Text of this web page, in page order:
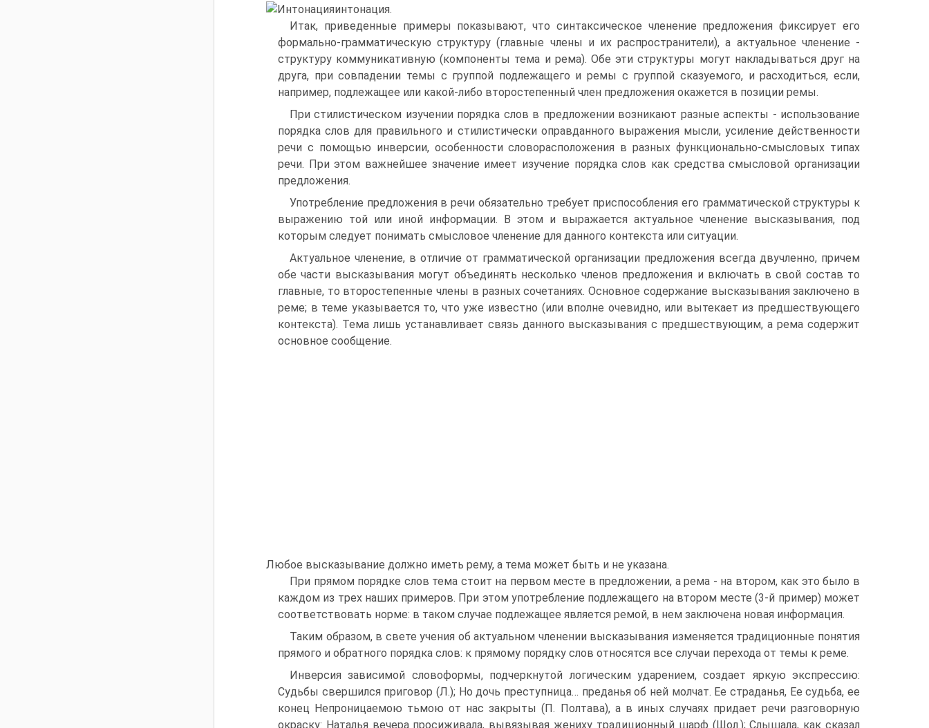
интонация.
Итак, приведенные примеры показывают, что синтаксическое членение предложения фиксирует его
формально-грамматическую структуру (главные члены и их распространители), а актуальное членение -
структуру коммуникативную (компоненты тема и рема). Обе эти структуры могут накладываться друг на
друга, при совпадении темы с группой подлежащего и ремы с группой сказуемого, и расходиться, если,
например, подлежащее или какой-либо второстепенный член предложения окажется в позиции ремы.
При стилистическом изучении порядка слов в предложении возникают разные аспекты - использование
порядка слов для правильного и стилистически оправданного выражения мысли, усиление действенности
речи с помощью инверсии, особенности словорасположения в разных функционально-смысловых типах
речи. При этом важнейшее значение имеет изучение порядка слов как средства смысловой организации
предложения.
Употребление предложения в речи обязательно требует приспособления его грамматической структуры к
выражению той или иной информации. В этом и выражается актуальное членение высказывания, под
которым следует понимать смысловое членение для данного контекста или ситуации.
Актуальное членение, в отличие от грамматической организации предложения всегда двучленно, причем
обе части высказывания могут объединять несколько членов предложения и включать в свой состав то
главные, то второстепенные члены в разных сочетаниях. Основное содержание высказывания заключено в
реме; в теме указывается то, что уже известно (или вполне очевидно, или вытекает из предшествующего
контекста). Тема лишь устанавливает связь данного высказывания с предшествующим, а рема содержит
основное сообщение.
Любое высказывание должно иметь рему, а тема может быть и не указана.
При прямом порядке слов тема стоит на первом месте в предложении, а рема - на втором, как это было в
каждом из трех наших примеров. При этом употребление подлежащего на втором месте (3-й пример) может
соответствовать норме: в таком случае подлежащее является ремой, в нем заключена новая информация.
Таким образом, в свете учения об актуальном членении высказывания изменяется традиционные понятия
прямого и обратного порядка слов: к прямому порядку слов относятся все случаи перехода от темы к реме.
Инверсия зависимой словоформы, подчеркнутой логическим ударением, создает яркую экспрессию:
Судьбы свершился приговор (Л.); Но дочь преступница… преданья об ней молчат. Ее страданья, Ее судьба, ее
конец Непроницаемою тьмою от нас закрыты (П. Полтава), а в иных случаях придает речи разговорную
окраску: Наталья вечера просиживала, вывязывая жениху традиционный шарф (Шол.); Слышала, как сказал